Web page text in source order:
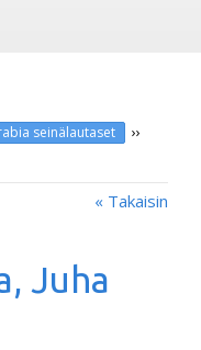
seinälautaset ››
« Takaisin
Juha